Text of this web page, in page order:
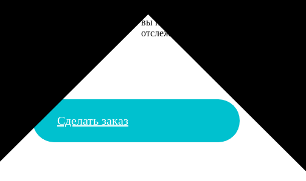
вы получите письмо с трек-номером для
отслеживания.
Сделать заказ